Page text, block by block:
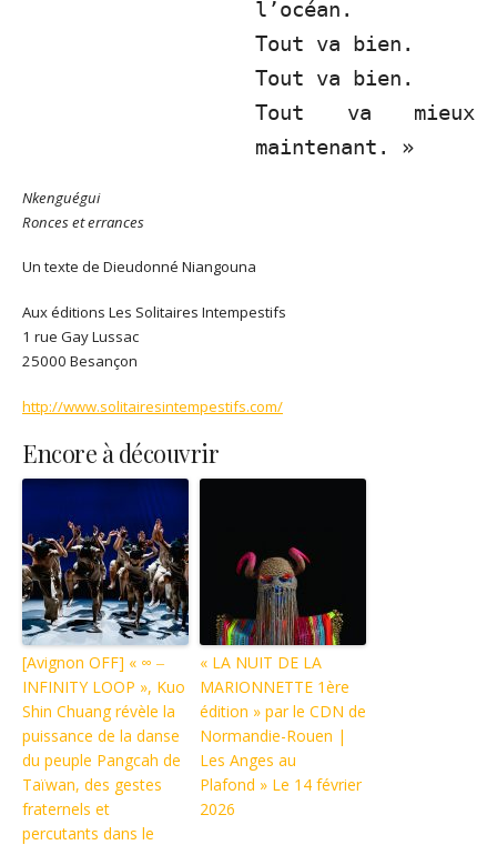
l’océan.
Tout va bien.
Tout va bien.
Tout va mieux
maintenant. »
Nkenguégui
Ronces et errances
Un texte de Dieudonné Niangouna
Aux éditions Les Solitaires Intempestifs
1 rue Gay Lussac
25000 Besançon
http://www.solitairesintempestifs.com/
Encore à découvrir
[Avignon OFF] « ∞ ‒
INFINITY LOOP », Kuo
Shin Chuang révèle la
puissance de la danse
du peuple Pangcah de
Taïwan, des gestes
fraternels et
percutants dans le
« LA NUIT DE LA
MARIONNETTE 1ère
édition » par le CDN de
Normandie-Rouen |
Les Anges au
Plafond » Le 14 février
2026